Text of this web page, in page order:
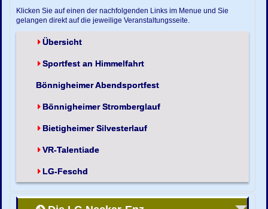
Klicken Sie auf einen der nachfolgenden Links im Menue und Sie
gelangen direkt auf die jeweilige Veranstaltungsseite.
Übersicht
Sportfest an Himmelfahrt
Bönnigheimer Abendsportfest
Bönnigheimer Stromberglauf
Bietigheimer Silvesterlauf
VR-Talentiade
LG-Feschd